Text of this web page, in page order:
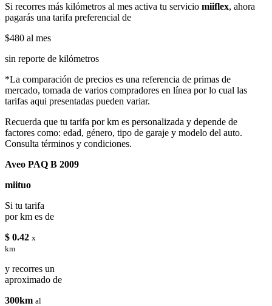
Si recorres más kilómetros al mes activa tu servicio miiflex, ahora
pagarás una tarifa preferencial de
$480 al mes
sin reporte de kilómetros
*La comparación de precios es una referencia de primas de
mercado, tomada de varios compradores en línea por lo cual las
tarifas aqui presentadas pueden variar.
Recuerda que tu tarifa por km es personalizada y depende de
factores como: edad, género, tipo de garaje y modelo del auto.
Consulta términos y condiciones.
Aveo PAQ B 2009
miituo
Si tu tarifa
por km es de
$ 0.42 x
km
y recorres un
aproximado de
300km al